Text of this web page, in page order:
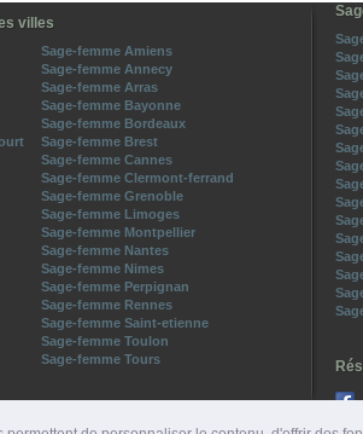
villes
Sage-femme Amiens
Sage-femme Annecy
Sage-femme Arras
Sage-femme Bayonne
Sage-femme Bordeaux
Sage-femme Brest
Sage-femme Cannes
Sage-femme Clermont-ferrand
Sage-femme Grenoble
Sage-femme Limoges
Sage-femme Montpellier
Sage-femme Nantes
Sage-femme Nimes
Sage-femme Perpignan
Sage-femme Rennes
Sage-femme Saint-etienne
Sage-femme Toulon
Sage-femme Tours